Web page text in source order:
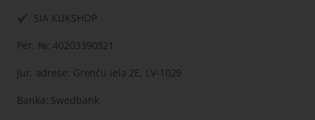
SIA KLIKSHOP
Рег. №: 40203390321
Jur. adrese: Grenču iela 2E, LV-1029
Banka: Swedbank